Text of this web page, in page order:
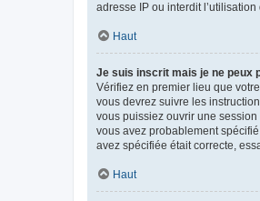
adresse IP ou interdit
Haut
Je suis inscrit mais je ne peux
Vérifiez en premier lieu que
vous devrez suivre les
vous puissiez ouvrir une
vous avez probablement
avez spécifiée était correcte,
Haut